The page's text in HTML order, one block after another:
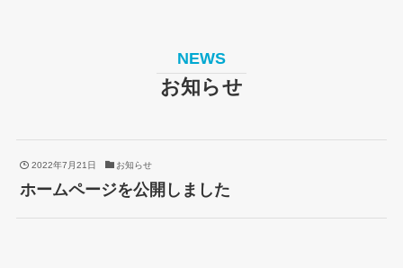
NEWS
お知らせ
2022年7月21日 お知らせ
ホームページを公開しました